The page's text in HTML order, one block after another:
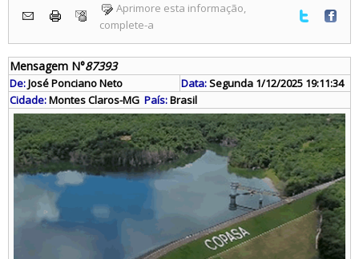
Aprimore esta informação,
complete-a
Mensagem N°87393
De:José Ponciano Neto Data:Segunda 1/12/2025 19:11:34
Cidade:Montes Claros-MG País:Brasil